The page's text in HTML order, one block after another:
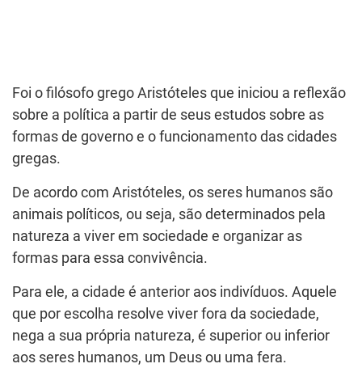
Foi o filósofo grego Aristóteles que iniciou a reflexão
sobre a política a partir de seus estudos sobre as
formas de governo e o funcionamento das cidades
gregas.
De acordo com Aristóteles, os seres humanos são
animais políticos, ou seja, são determinados pela
natureza a viver em sociedade e organizar as
formas para essa convivência.
Para ele, a cidade é anterior aos indivíduos. Aquele
que por escolha resolve viver fora da sociedade,
nega a sua própria natureza, é superior ou inferior
aos seres humanos, um Deus ou uma fera.